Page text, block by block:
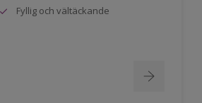
Fyllig och vältäckande